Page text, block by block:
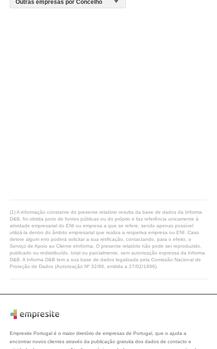
(1) A informação constante do presente relatório resulta da base de dados da Informa
D&B, foi obtida junto de fontes públicas ou do próprio e faz referência unicamente à
atividade empresarial do ENI ou empresa a que se refere, sendo apenas possível
utilizá-la dentro do âmbito empresarial que realiza a respetiva empresa ou ENI. Caso
detete algum erro poderá solicitar a sua retificação, contactando, para o efeito, o
Serviço de Apoio ao Cliente eInforma. O presente relatório não pode ser reproduzido,
publicado ou redistribuído, total ou parcialmente, sem autorização expressa da Informa
D&B. A Informa D&B tem a sua base de dados legalizada pela Comissão Nacional de
Proteção de Dados (Autorização Nº 32/96, emitida a 27/02/1996).
Empresite Portugal é o maior diretório de empresas de Portugal, que o ajuda a
encontrar novos clientes através da publicação gratuita dos dados de contacto e